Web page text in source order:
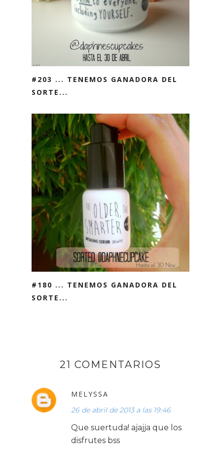
#203 ... TENEMOS GANADORA DEL
SORTE...
#180 ... TENEMOS GANADORA DEL
SORTE...
21 COMENTARIOS
MELYSSA
26 de abril de 2013 a las 19:46
Que suertuda! ajajja que los
disfrutes bss